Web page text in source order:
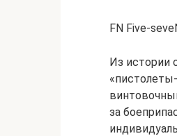
FN Five-
Из истории
за